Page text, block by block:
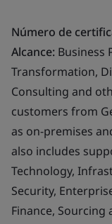
Número de
Alcance: Business
Transformation,
Consulting and
customers from
as on-premises
also includes
Technology,
Security,
Finance, Sourcing